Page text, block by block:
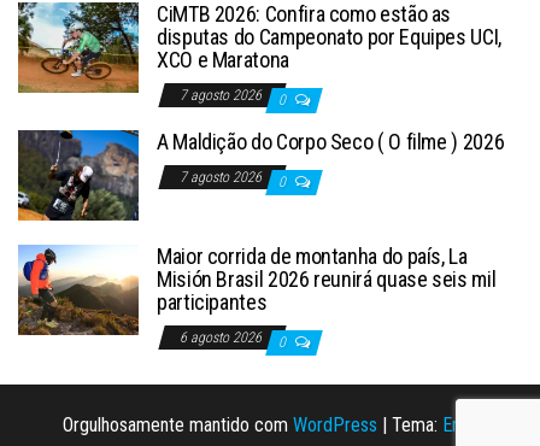
CiMTB 2026: Confira como estão as
disputas do Campeonato por Equipes UCI,
XCO e Maratona
7 agosto 2026 0
A Maldição do Corpo Seco ( O filme ) 2026
7 agosto 2026 0
Maior corrida de montanha do país, La
Misión Brasil 2026 reunirá quase seis mil
participantes
6 agosto 2026 0
Orgulhosamente mantido com WordPress | Tema: Envo